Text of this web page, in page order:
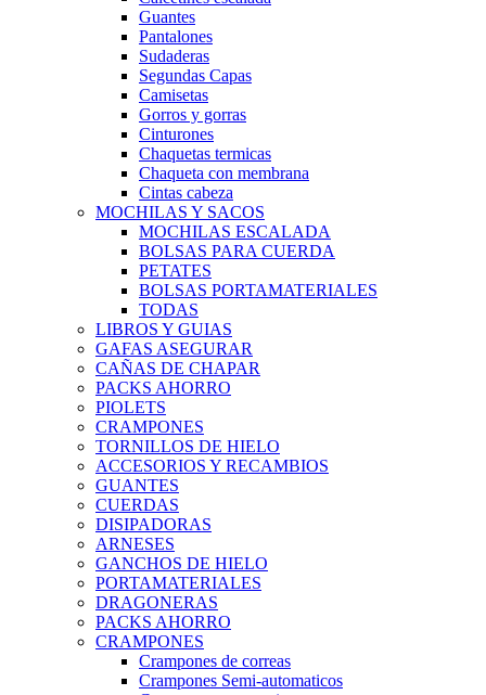
Guantes
Pantalones
Sudaderas
Segundas Capas
Camisetas
Gorros y gorras
Cinturones
Chaquetas termicas
Chaqueta con membrana
Cintas cabeza
MOCHILAS Y SACOS
MOCHILAS ESCALADA
BOLSAS PARA CUERDA
PETATES
BOLSAS PORTAMATERIALES
TODAS
LIBROS Y GUIAS
GAFAS ASEGURAR
CAÑAS DE CHAPAR
PACKS AHORRO
PIOLETS
CRAMPONES
TORNILLOS DE HIELO
ACCESORIOS Y RECAMBIOS
GUANTES
CUERDAS
DISIPADORAS
ARNESES
GANCHOS DE HIELO
PORTAMATERIALES
DRAGONERAS
PACKS AHORRO
CRAMPONES
Crampones de correas
Crampones Semi-automaticos